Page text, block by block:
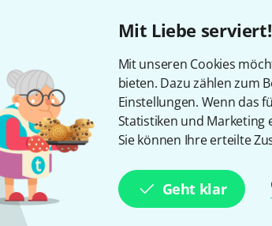
Mit Liebe serviert!
Mit unseren Cookies
bieten. Dazu zählen zum
Einstellungen. Wenn das
Statistiken und Marketing
Sie können Ihre erteilte
Geht klar